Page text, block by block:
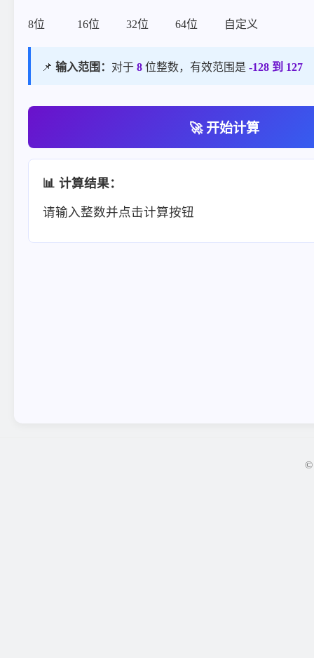
8位 16位 32位 64位 自定义
📌 输入范围： 对于 8 位整数，有效范围是 -128 到 127
🚀 开始计算
📊 计算结果：
请输入整数并点击计算按钮
©